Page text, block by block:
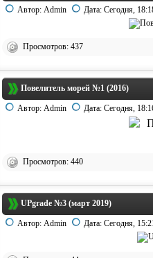
Автор: Admin Дата: Сегодня,
Просмотров: 437
Повелитель морей №1 (2016)
Автор: Admin Дата: Сегодня,
Просмотров: 440
UPgrade №3 (март 2019)
Автор: Admin Дата: Сегодня,